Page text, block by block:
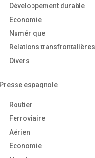
Développement durable
Economie
Numérique
Relations transfrontalières
Divers
Presse espagnole
Routier
Ferroviaire
Aérien
Economie